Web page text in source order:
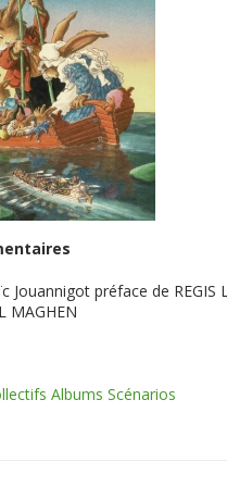
Jouannigot préface de REGIS
MAGHEN
Albums Scénarios